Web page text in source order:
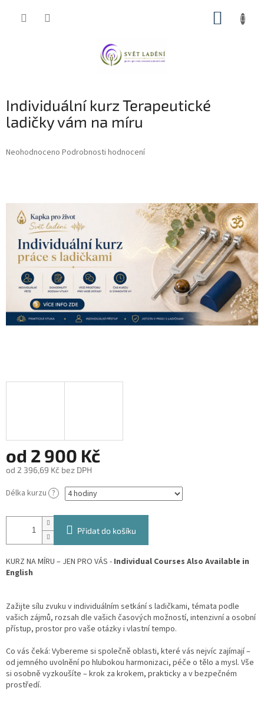
Individuální kurz Terapeutické
ladičky vám na míru
Průměrné
hvězdiček.
Neohodnoceno Podrobnosti hodnocení
od 2 900 Kč
od 2 396,69 Kč bez DPH
Měrná
cena:
Délka kurzu ?
Přidat do košíku
KURZ NA MÍRU – JEN PRO VÁS - Individual Courses Also Available in
English
Zažijte sílu zvuku v individuálním setkání s ladičkami, témata podle
vašich zájmů, rozsah dle vašich časových možností, intenzivní a osobní
přístup, prostor pro vaše otázky i vlastní tempo.
Co vás čeká: Vybereme si společně oblasti, které vás nejvíc zajímají –
od jemného uvolnění po hlubokou harmonizaci, péče o tělo a mysl. Vše
si osobně vyzkoušíte – krok za krokem, prakticky a v bezpečném
prostředí.